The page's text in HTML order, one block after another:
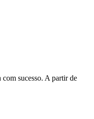
sucesso. A partir de